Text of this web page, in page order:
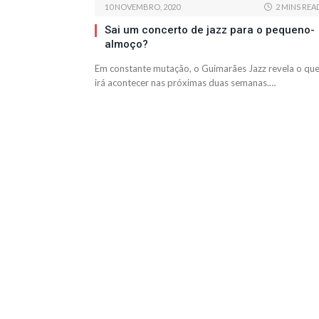
10 NOVEMBRO, 2020 2 MINS
Sai um concerto de jazz para o pequeno-
almoço?
Em constante mutação, o Guimarães Jazz revela o que
irá acontecer nas próximas duas semanas.…